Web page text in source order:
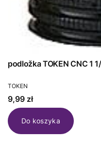
podložka TOKEN CNC 1
PRODUCENT
TOKEN
Cena
9,99 zł
Do koszyka